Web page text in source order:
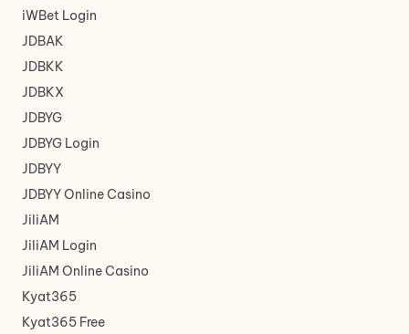
iWBet Login
JDBAK
JDBKK
JDBKX
JDBYG
JDBYG Login
JDBYY
JDBYY Online Casino
JiliAM
JiliAM Login
JiliAM Online Casino
Kyat365
Kyat365 Free